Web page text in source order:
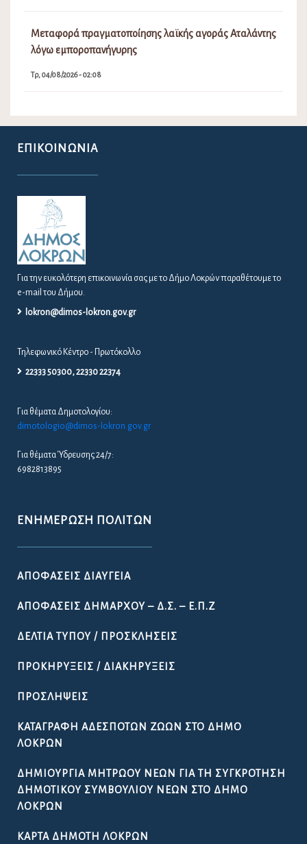
Μεταφορά πραγματοποίησης λαϊκής αγοράς Αταλάντης
λόγω εμποροπανήγυρης
Τρ, 04/08/2026 - 02:08
ΕΠΙΚΟΙΝΩΝΊΑ
Για την ευκολότερη επικοινωνία σας με το Δήμο Λοκρών παραθέτουμε το
e-mail του Δήμου.
lokron@dimos-lokron.gov.gr
Τηλεφωνικό Κέντρο - Πρωτόκολλο
22333 50300, 22330 22374
Για θέματα Δημοτολογίου:
dimotologio@dimos-lokron.gov.gr
Για θέματα Ύδρευσης 24/7:
6982813895
ΕΝΗΜΈΡΩΣΗ ΠΟΛΙΤΏΝ
ΑΠΟΦΆΣΕΙΣ ΔΙΑΎΓΕΙΑ
ΑΠΟΦΆΣΕΙΣ ΔΗΜΆΡΧΟΥ – Δ.Σ. – Ε.Π.Ζ
ΔΕΛΤΊΑ ΤΎΠΟΥ / ΠΡΟΣΚΛΉΣΕΙΣ
ΠΡΟΚΗΡΎΞΕΙΣ / ΔΙΑΚΗΡΎΞΕΙΣ
ΠΡΟΣΛΉΨΕΙΣ
ΚΑΤΑΓΡΑΦΉ ΑΔΈΣΠΟΤΩΝ ΖΏΩΝ ΣΤΟ ΔΉΜΟ
ΛΟΚΡΏΝ
ΔΗΜΙΟΥΡΓΊΑ ΜΗΤΡΏΟΥ ΝΈΩΝ ΓΙΑ ΤΗ ΣΥΓΚΡΌΤΗΣΗ
ΔΗΜΟΤΙΚΟΎ ΣΥΜΒΟΥΛΊΟΥ ΝΈΩΝ ΣΤΟ ΔΉΜΟ
ΛΟΚΡΏΝ
ΚΆΡΤΑ ΔΗΜΌΤΗ ΛΟΚΡΏΝ